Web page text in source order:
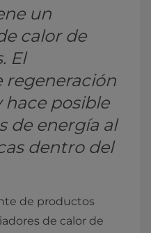
un
calor de
El
posible
de energía al
dentro del
de productos
de calor de